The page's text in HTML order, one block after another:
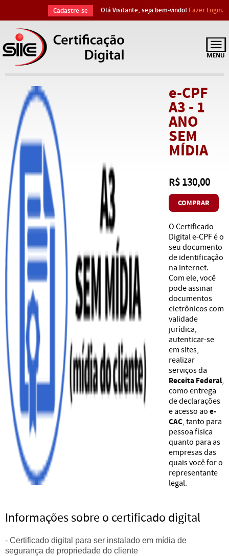
Olá Visitante, seja bem-vindo! Fazer Login.
Cadastre-se
e-CPF
A3 - 1
ANO
SEM
MÍDIA
R$ 130,00
COMPRAR
O Certificado
Digital e-CPF é o
seu documento
de identificação
na internet.
Com ele, você
pode assinar
documentos
eletrônicos com
validade
jurídica,
autenticar-se
em sites,
realizar
serviços da
Receita Federal,
como entrega
de declarações
e acesso aoe-
CAC, tanto para
pessoa física
quanto para as
empresas das
quais você for o
representante
legal.
Informações sobre o certificado digital
- Certificado digital para ser instalado em mídia de
segurança de propriedade do cliente